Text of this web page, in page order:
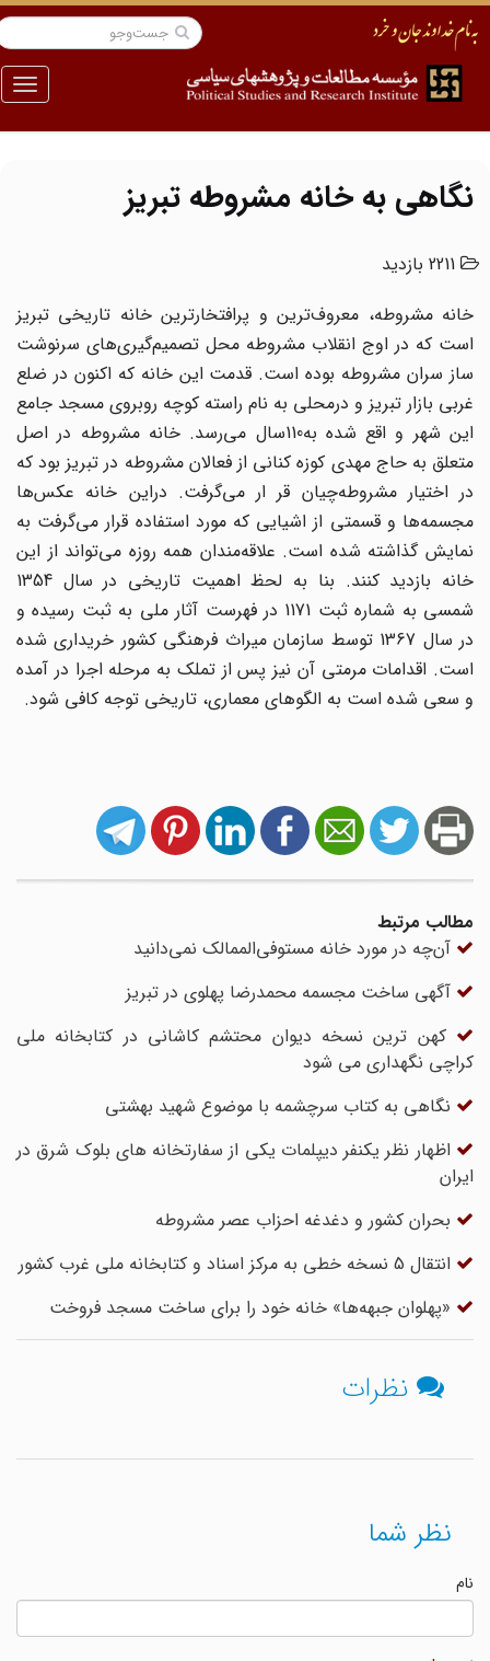
منو
نگاهی به خانه مشروطه تبریز
2211 بازدید
خانه مشروطه، معروف‌ترین و پرافتخارترین خانه تاریخی تبریز
است که در اوج انقلاب مشروطه محل تصمیم‌گیری‌های سرنوشت
ساز سران مشروطه بوده است. قدمت این خانه که اکنون در ضلع
غربی بازار تبریز و درمحلی به نام راسته کوچه روبروی مسجد جامع
این شهر و اقع شده به110سال می‌رسد. خانه مشروطه در اصل
متعلق به حاج مهدی کوزه کنانی از فعالان مشروطه در تبریز بود که
در اختیار مشروطه‌چیان قر ار می‌گرفت. دراین خانه عکس‌ها
مجسمه‌ها و قسمتی از اشیایی که مورد استفاده قرار می‌گرفت به
نمایش گذاشته شده است. علاقه‌مندان همه روزه می‌تواند از این
خانه بازدید کنند. بنا به لحظ اهمیت تاریخی در سال 1354
شمسی به شماره ثبت 1171 در فهرست آثار ملی به ثبت رسیده و
در سال 1367 توسط سازمان میراث فرهنگی کشور خریداری شده
است. اقدامات مرمتی آن نیز پس از تملک به مرحله اجرا در آمده
و سعی شده است به الگوهای معماری، تاریخی توجه کافی شود.
مطالب مرتبط
آن‌چه در مورد خانه مستوفی‌الممالک نمی‌دانید
آگهی ساخت مجسمه محمدرضا پهلوی در تبریز
کهن ترین نسخه دیوان محتشم کاشانی در کتابخانه ملی
کراچی نگهداری می شود
نگاهی به کتاب سرچشمه با موضوع شهید بهشتی
اظهار نظر یکنفر دیپلمات یکى از سفارتخانه‏ هاى بلوک شرق در
ایران
بحران کشور و دغدغه احزاب عصر مشروطه
انتقال 5 نسخه خطی به مرکز اسناد و کتابخانه ملی غرب کشور
«پهلوان جبهه‌ها» خانه خود را برای ساخت مسجد فروخت
نظرات
نظر شما